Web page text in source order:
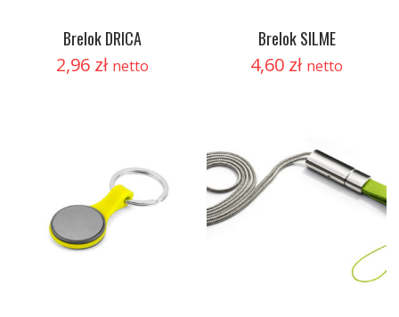
Brelok DRICA
2,96 zł netto
Brelok SILME
4,60 zł netto